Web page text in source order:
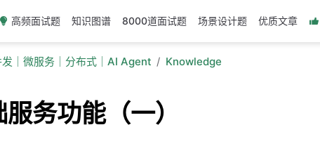
高频面试题 知识图谱 8000道面试题 场景设计题 优质文章
｜微服务｜分布式｜AI Agent
Knowledge
务功能（一）